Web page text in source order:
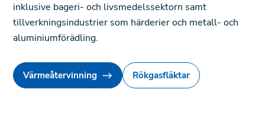
inklusive bageri- och livsmedelssektorn samt
tillverkningsindustrier som härderier och metall- och
aluminiumförädling.
Värmeåtervinning Rökgasfläktar